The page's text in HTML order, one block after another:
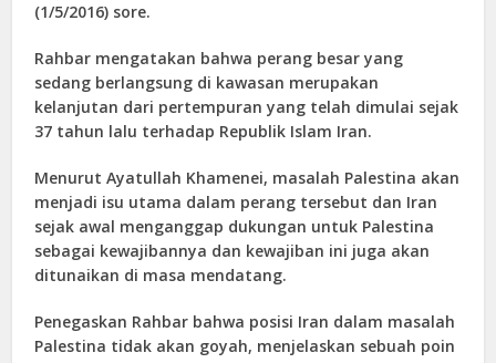
(1/5/2016) sore.
Rahbar mengatakan bahwa perang besar yang
sedang berlangsung di kawasan merupakan
kelanjutan dari pertempuran yang telah dimulai sejak
37 tahun lalu terhadap Republik Islam Iran.
Menurut Ayatullah Khamenei, masalah Palestina akan
menjadi isu utama dalam perang tersebut dan Iran
sejak awal menganggap dukungan untuk Palestina
sebagai kewajibannya dan kewajiban ini juga akan
ditunaikan di masa mendatang.
Penegaskan Rahbar bahwa posisi Iran dalam masalah
Palestina tidak akan goyah, menjelaskan sebuah poin